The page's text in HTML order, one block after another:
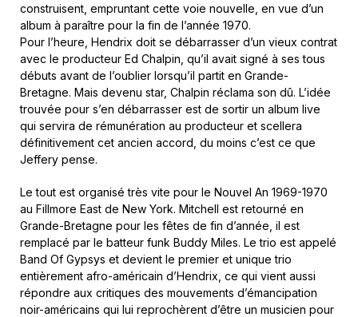
construisent, empruntant cette voie nouvelle, en vue d’un
album à paraître pour la fin de l’année 1970.
Pour l’heure, Hendrix doit se débarrasser d’un vieux contrat
avec le producteur Ed Chalpin, qu’il avait signé à ses tous
débuts avant de l’oublier lorsqu’il partit en Grande-
Bretagne. Mais devenu star, Chalpin réclama son dû. L’idée
trouvée pour s’en débarrasser est de sortir un album live
qui servira de rémunération au producteur et scellera
définitivement cet ancien accord, du moins c’est ce que
Jeffery pense.
Le tout est organisé très vite pour le Nouvel An 1969-1970
au Fillmore East de New York. Mitchell est retourné en
Grande-Bretagne pour les fêtes de fin d’année, il est
remplacé par le batteur funk Buddy Miles. Le trio est appelé
Band Of Gypsys et devient le premier et unique trio
entièrement afro-américain d’Hendrix, ce qui vient aussi
répondre aux critiques des mouvements d’émancipation
noir-américains qui lui reprochèrent d’être un musicien pour